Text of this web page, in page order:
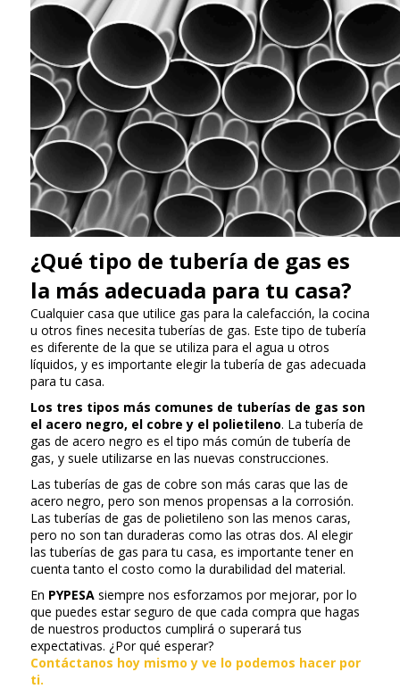
¿Qué tipo de tubería de gas es
la más adecuada para tu casa?
Cualquier casa que utilice gas para la calefacción, la cocina
u otros fines necesita tuberías de gas. Este tipo de tubería
es diferente de la que se utiliza para el agua u otros
líquidos, y es importante elegir la tubería de gas adecuada
para tu casa.
Los tres tipos más comunes de tuberías de gas son
el acero negro, el cobre y el polietileno. La tubería de
gas de acero negro es el tipo más común de tubería de
gas, y suele utilizarse en las nuevas construcciones.
Las tuberías de gas de cobre son más caras que las de
acero negro, pero son menos propensas a la corrosión.
Las tuberías de gas de polietileno son las menos caras,
pero no son tan duraderas como las otras dos. Al elegir
las tuberías de gas para tu casa, es importante tener en
cuenta tanto el costo como la durabilidad del material.
En PYPESA siempre nos esforzamos por mejorar, por lo
que puedes estar seguro de que cada compra que hagas
de nuestros productos cumplirá o superará tus
expectativas. ¿Por qué esperar?
Contáctanos hoy mismo y ve lo podemos hacer por
ti.